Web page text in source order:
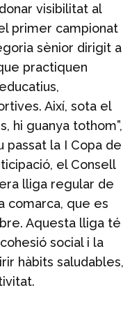
visibilitat al
primer campionat
sènior dirigit a
practiquen
Així, sota el
hi guanya tothom”,
passat la I Copa de
el Consell
lliga regular de
comarca, que es
Aquesta lliga té
social i la
hàbits saludables,